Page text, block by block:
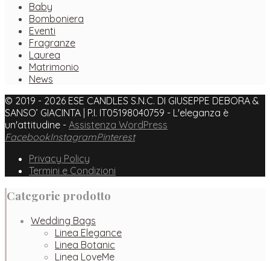
Baby
Bomboniera
Eventi
Fragranze
Laurea
Matrimonio
News
© 2019 - 2026 ESE CANDLES S.N.C. DI GIUSEPPE DEBORA &
SANSO’ GIACINTA | P.I. IT05198040759 - L'eleganza è
un'attitudine - Assistenza WordPress
FacebookInstagramPinterest
Privacy Policy
Termini e Condizioni
Categorie prodotto
Wedding Bags
Linea Elegance
Linea Botanic
Linea LoveMe